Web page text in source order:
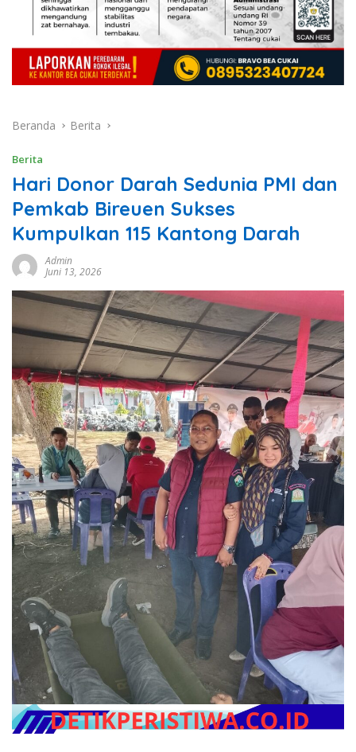
Beranda Berita
Berita
Hari Donor Darah Sedunia PMI dan
Pemkab Bireuen Sukses
Kumpulkan 115 Kantong Darah
Admin
Juni 13, 2026